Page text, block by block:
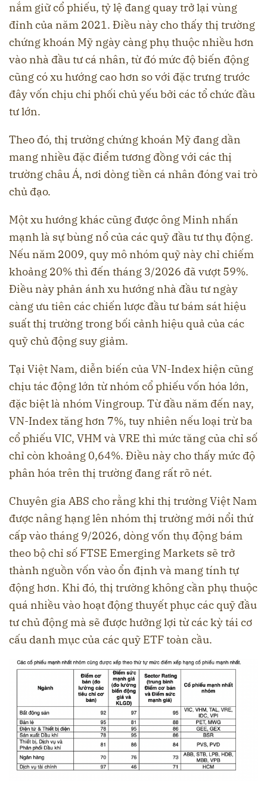
nắm giữ cổ phiếu, tỷ lệ đang quay trở lại vùng
đỉnh của năm 2021. Điều này cho thấy thị trường
chứng khoán Mỹ ngày càng phụ thuộc nhiều hơn
vào nhà đầu tư cá nhân, từ đó mức độ biến động
cũng có xu hướng cao hơn so với đặc trưng trước
đây vốn chịu chi phối chủ yếu bởi các tổ chức đầu
tư lớn.
Theo đó, thị trường chứng khoán Mỹ đang dần
mang nhiều đặc điểm tương đồng với các thị
trường châu Á, nơi dòng tiền cá nhân đóng vai trò
chủ đạo.
Một xu hướng khác cũng được ông Minh nhấn
mạnh là sự bùng nổ của các quỹ đầu tư thụ động.
Nếu năm 2009, quy mô nhóm quỹ này chỉ chiếm
khoảng 20% thì đến tháng 3/2026 đã vượt 59%.
Điều này phản ánh xu hướng nhà đầu tư ngày
càng ưu tiên các chiến lược đầu tư bám sát hiệu
suất thị trường trong bối cảnh hiệu quả của các
quỹ chủ động suy giảm.
Tại Việt Nam, diễn biến của VN-Index hiện cũng
chịu tác động lớn từ nhóm cổ phiếu vốn hóa lớn,
đặc biệt là nhóm Vingroup. Từ đầu năm đến nay,
VN-Index tăng hơn 7%, tuy nhiên nếu loại trừ ba
cổ phiếu VIC, VHM và VRE thì mức tăng của chỉ số
chỉ còn khoảng 0,64%. Điều này cho thấy mức độ
phân hóa trên thị trường đang rất rõ nét.
Chuyên gia ABS cho rằng khi thị trường Việt Nam
được nâng hạng lên nhóm thị trường mới nổi thứ
cấp vào tháng 9/2026, dòng vốn thụ động bám
theo bộ chỉ số FTSE Emerging Markets sẽ trở
thành nguồn vốn vào ổn định và mang tính tự
động hơn. Khi đó, thị trường không cần phụ thuộc
quá nhiều vào hoạt động thuyết phục các quỹ đầu
tư chủ động mà sẽ được hưởng lợi từ các kỳ tái cơ
cấu danh mục của các quỹ ETF toàn cầu.